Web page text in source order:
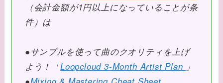
（会計金額が1円以上になっていることが条
件）は
●サンプルを使って曲のクオリティを上げ
よう！「Loopcloud 3-Month Artist Plan 」